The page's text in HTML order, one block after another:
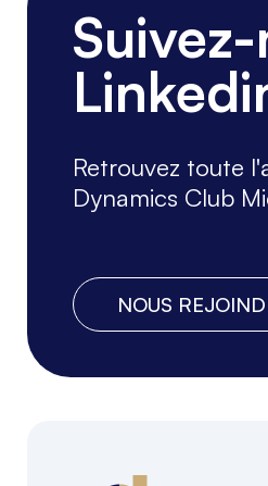
Retrouvez toute
Dynamics Club
NOUS